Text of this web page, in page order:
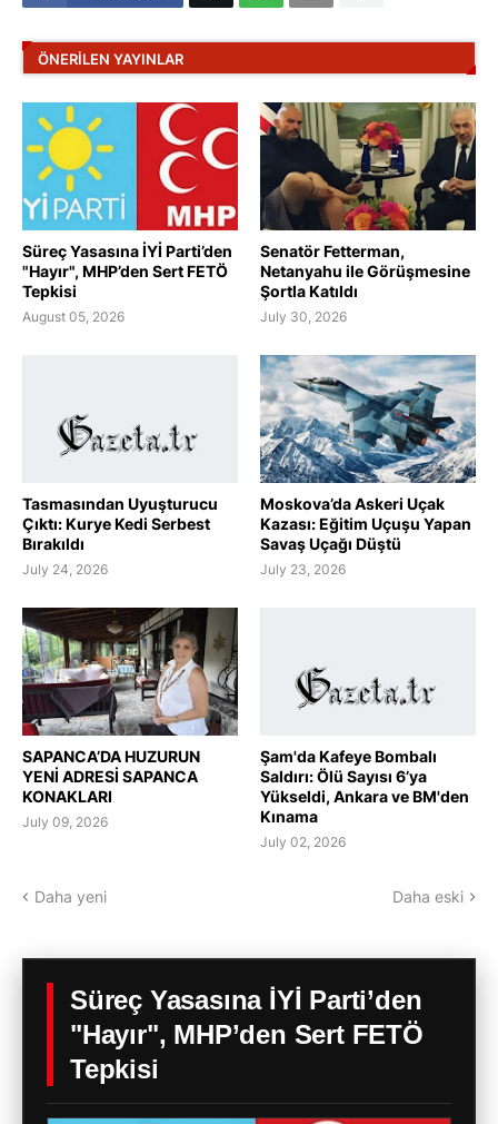
ÖNERILEN YAYINLAR
Süreç Yasasına İYİ Parti’den
"Hayır", MHP’den Sert FETÖ
Tepkisi
August 05, 2026
Senatör Fetterman,
Netanyahu ile Görüşmesine
Şortla Katıldı
July 30, 2026
Tasmasından Uyuşturucu
Çıktı: Kurye Kedi Serbest
Bırakıldı
July 24, 2026
Moskova’da Askeri Uçak
Kazası: Eğitim Uçuşu Yapan
Savaş Uçağı Düştü
July 23, 2026
SAPANCA’DA HUZURUN
YENİ ADRESİ SAPANCA
KONAKLARI
July 09, 2026
Şam'da Kafeye Bombalı
Saldırı: Ölü Sayısı 6’ya
Yükseldi, Ankara ve BM'den
Kınama
July 02, 2026
Daha yeni Daha eski
Süreç Yasasına İYİ Parti’den
"Hayır", MHP’den Sert FETÖ
Tepkisi